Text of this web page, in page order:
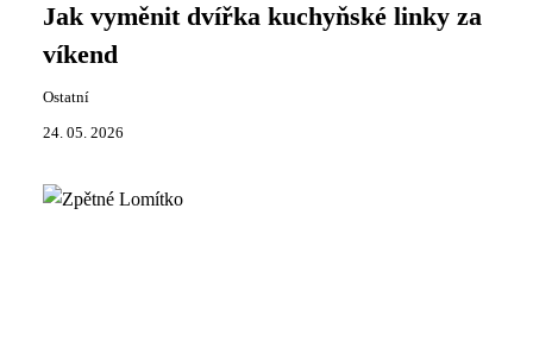
Jak vyměnit dvířka kuchyňské linky za
víkend
Ostatní
24. 05. 2026